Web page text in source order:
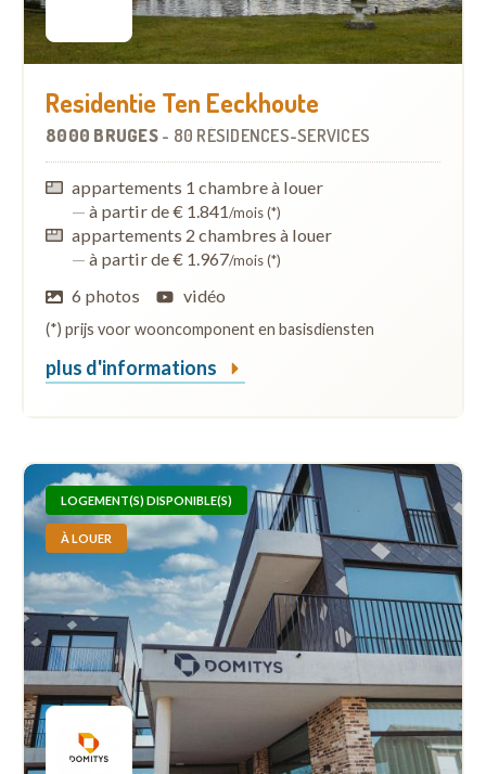
Residentie Ten Eeckhoute
8000 BRUGES - 80 RÉSIDENCES-SERVICES
appartements 1 chambre à louer
— à partir de € 1.841/mois (*)
appartements 2 chambres à louer
— à partir de € 1.967/mois (*)
6 photos vidéo
(*) prijs voor wooncomponent en basisdiensten
plus d'informations
LOGEMENT(S) DISPONIBLE(S)
À LOUER